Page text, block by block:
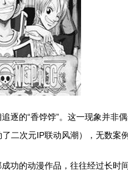
的“香饽饽”。这一现象并非
次元IP联动风潮），无数案
的动漫作品，往往经过长时